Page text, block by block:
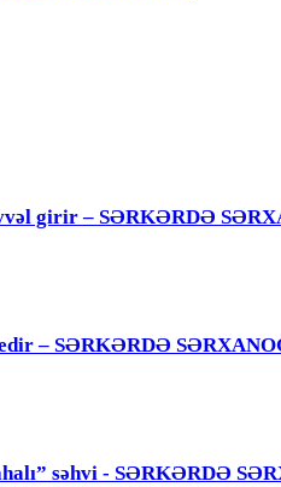
girir – SƏRKƏRDƏ
– SƏRKƏRDƏ
səhvi - SƏRKƏRDƏ